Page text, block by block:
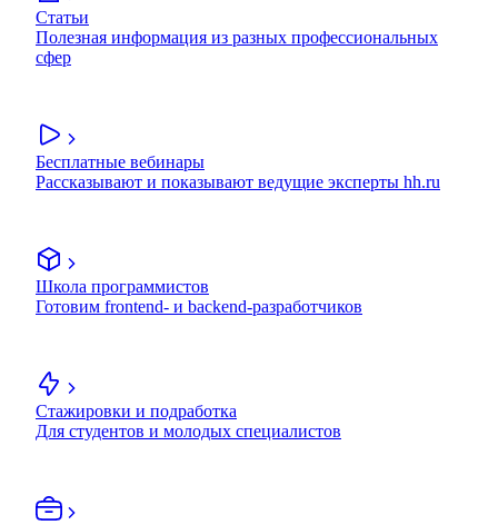
Статьи
Полезная информация из разных профессиональных
сфер
Бесплатные вебинары
Рассказывают и показывают ведущие эксперты hh.ru
Школа программистов
Готовим frontend- и backend-разработчиков
Стажировки и подработка
Для студентов и молодых специалистов